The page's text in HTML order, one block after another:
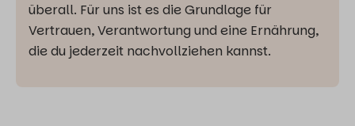
überall. Für uns ist es die Grundlage für
Vertrauen, Verantwortung und eine Ernährung,
die du jederzeit nachvollziehen kannst.